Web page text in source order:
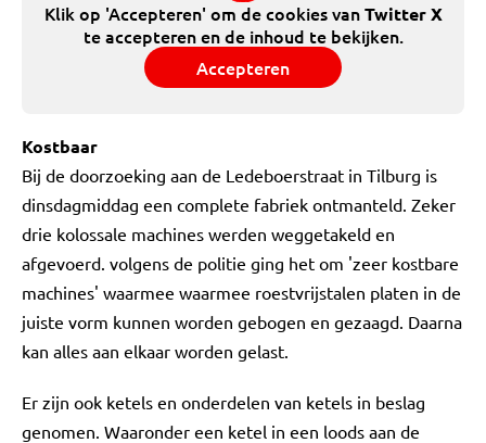
Klik op 'Accepteren' om de cookies vanTwitter X
te accepteren en de inhoud te bekijken.
Accepteren
Kostbaar
Bij de doorzoeking aan de Ledeboerstraat in Tilburg is
dinsdagmiddag een complete fabriek ontmanteld. Zeker
drie kolossale machines werden weggetakeld en
afgevoerd. volgens de politie ging het om 'zeer kostbare
machines' waarmee waarmee roestvrijstalen platen in de
juiste vorm kunnen worden gebogen en gezaagd. Daarna
kan alles aan elkaar worden gelast.
Er zijn ook ketels en onderdelen van ketels in beslag
genomen. Waaronder een ketel in een loods aan de